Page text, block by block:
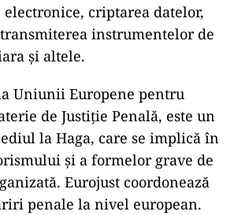
criptarea datelor,
instrumentelor de
și altele.
Uniunii Europene pentru
de Justiție Penală, este un
la Haga, care se implică în
și a formelor grave de
Eurojust coordonează
penale la nivel european.